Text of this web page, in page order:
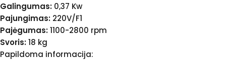
Galingumas: 0,37 Kw
Pajungimas: 220V/F1
Pajėgumas:1100-2800 rpm
Svoris:18 kg
Papildoma informacija: